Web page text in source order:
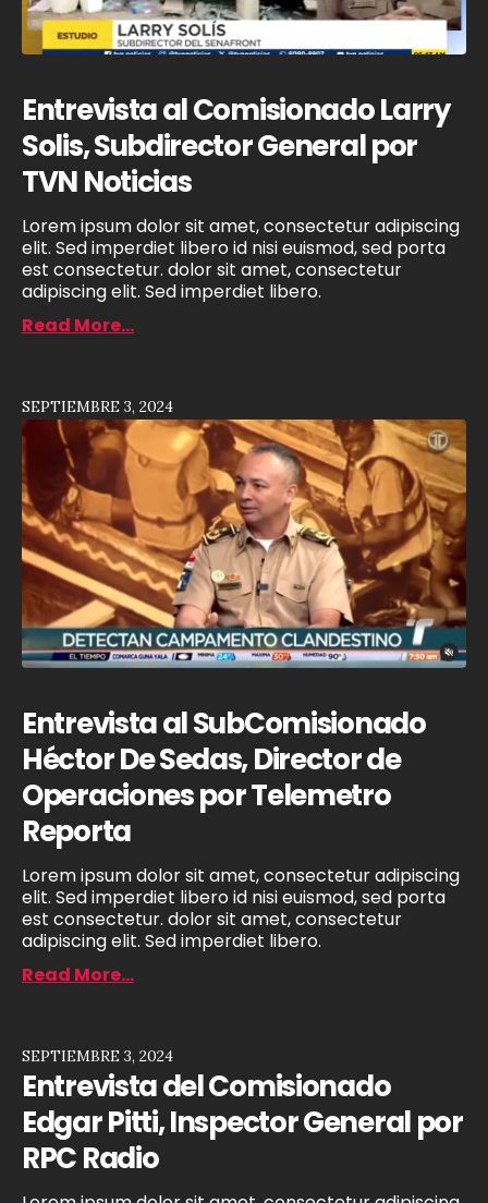
Entrevista al Comisionado Larry
Solis, Subdirector General por
TVN Noticias
Lorem ipsum dolor sit amet, consectetur adipiscing
elit. Sed imperdiet libero id nisi euismod, sed porta
est consectetur. dolor sit amet, consectetur
adipiscing elit. Sed imperdiet libero.
Read More...
Entrevista al SubComisionado
Héctor De Sedas, Director de
Operaciones por Telemetro
Reporta
Lorem ipsum dolor sit amet, consectetur adipiscing
elit. Sed imperdiet libero id nisi euismod, sed porta
est consectetur. dolor sit amet, consectetur
adipiscing elit. Sed imperdiet libero.
SEPTIEMBRE 3, 2024
Read More...
Entrevista del Comisionado
Edgar Pitti, Inspector General por
RPC Radio
SEPTIEMBRE 3, 2024